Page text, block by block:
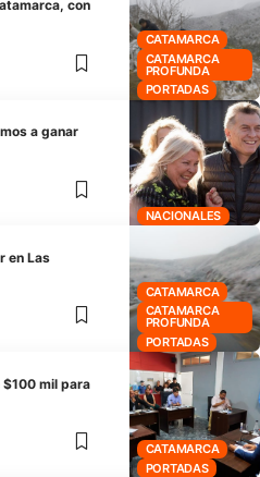
CATAMARCA
CATAMARCA
PROFUNDA
PORTADAS
con
NACIONALES
a ganar
CATAMARCA
CATAMARCA
PROFUNDA
PORTADAS
en Las
CATAMARCA
PORTADAS
$100 mil para